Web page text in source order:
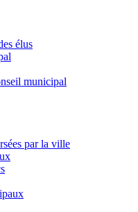
élus
municipal
par la ville